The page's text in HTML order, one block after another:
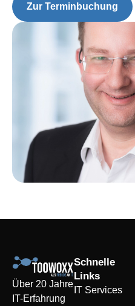
Zur Terminbuchung
Über 20 Jahre
IT-Erfahrung
Schnelle
Links
IT Services